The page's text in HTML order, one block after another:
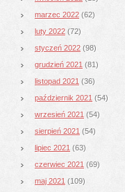
marzec 2022 (62)
luty 2022 (72)
styczeń 2022 (98)
grudzień 2021 (81)
listopad 2021 (36)
październik 2021 (54)
wrzesień 2021 (54)
sierpień 2021 (54)
lipiec 2021 (63)
czerwiec 2021 (69)
maj 2021 (109)